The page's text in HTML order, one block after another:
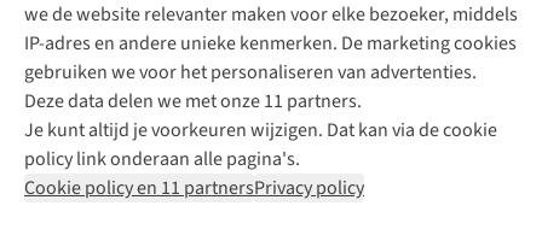
we de website relevanter maken voor elke bezoeker, middels
IP-adres en andere unieke kenmerken. De marketing cookies
gebruiken we voor het personaliseren van advertenties.
Deze data delen we met onze 11 partners.
Je kunt altijd je voorkeuren wijzigen. Dat kan via de cookie
policy link onderaan alle pagina's.
Cookie policy en 11 partnersPrivacy policy